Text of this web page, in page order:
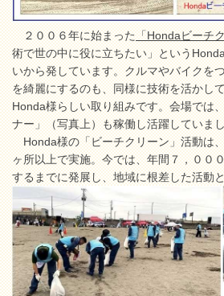
２００６年に始まった「Hondaビーチ
術で世の中に役に立ちたい」という
いから発しています。クルマやバイクを
を綺麗にするのも、同様に技術を活かし
Honda様らしい取り組みです。会場では
ナー」（写真上）も稼働し活躍していま
Honda様の「ビーチクリーン」活動は
ヶ所以上で実施。今では、年間７，００
するまでに発展し、地域に根差した活動